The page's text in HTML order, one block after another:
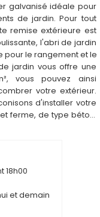
galvanisé idéale pour
de jardin. Pour tout
remise extérieure est
l'abri de jardin
le rangement et le
jardin vous offre une
vous pouvez ainsi
votre extérieur.
d'installer votre
ferme, de type béton,
18h00
et demain